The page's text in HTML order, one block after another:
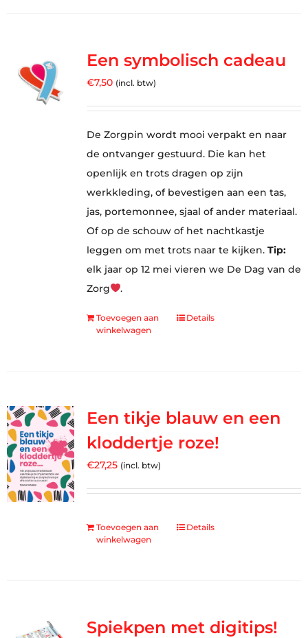
Een symbolisch cadeau
€7,50 (incl. btw)
De Zorgpin wordt mooi verpakt en naar
de ontvanger gestuurd. Die kan het
openlijk en trots dragen op zijn
werkkleding, of bevestigen aan een tas,
jas, portemonnee, sjaal of ander materiaal.
Of op de schouw of het nachtkastje
leggen om met trots naar te kijken. Tip:
elk jaar op 12 mei vieren we De Dag van de
Zorg
.
Toevoegen aan
winkelwagen
Details
Een tikje blauw en een
kloddertje roze!
€27,25 (incl. btw)
Toevoegen aan
winkelwagen
Details
Spiekpen met digitips!